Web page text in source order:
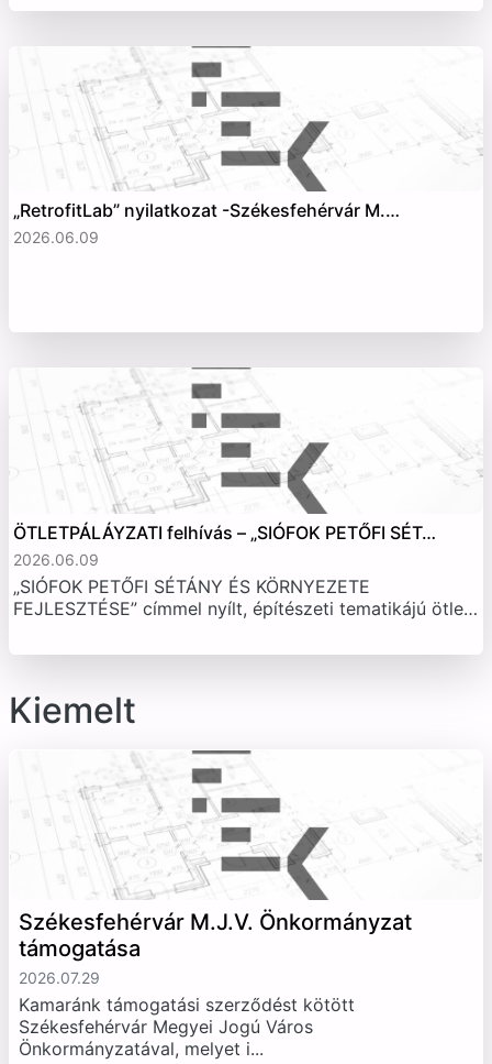
„RetrofitLab” nyilatkozat -Székesfehérvár M.…
2026.06.09
ÖTLETPÁLÁYZATI felhívás – „SIÓFOK PETŐFI SÉT…
2026.06.09
„SIÓFOK PETŐFI SÉTÁNY ÉS KÖRNYEZETE
FEJLESZTÉSE” címmel nyílt, építészeti tematikájú ötle…
Kiemelt
Székesfehérvár M.J.V. Önkormányzat
támogatása
2026.07.29
Kamaránk támogatási szerződést kötött
Székesfehérvár Megyei Jogú Város
Önkormányzatával, melyet i...